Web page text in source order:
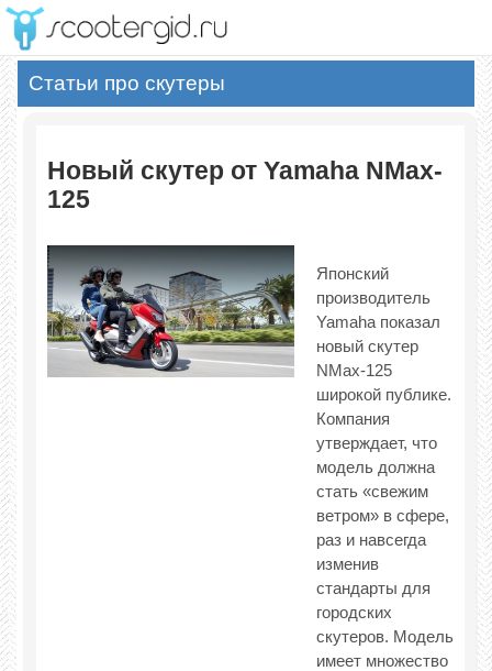
Статьи про скутеры
Новый скутер от Yamaha NMax-
125
Японский
производитель
Yamaha показал
новый скутер
NMax-125
широкой публике.
Компания
утверждает, что
модель должна
стать «свежим
ветром» в сфере,
раз и навсегда
изменив
стандарты для
городских
скутеров. Модель
имеет множество